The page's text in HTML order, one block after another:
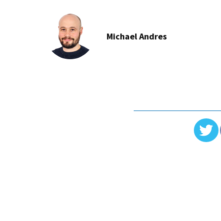
Michael Andres